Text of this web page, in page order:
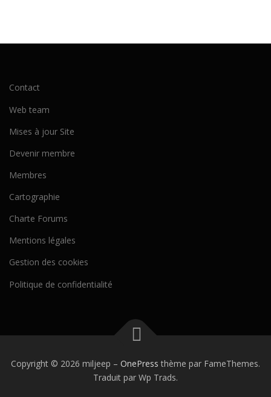
Contact
Web team
Mises à jour Site
Devenir membre
Membres
Cartographie
Charte Forums
Mentions légales
Gestion des cookies
Politique de confidentialité
Copyright © 2026 miljeep – OnePress thème par FameThemes.
Traduit par Wp Trads.